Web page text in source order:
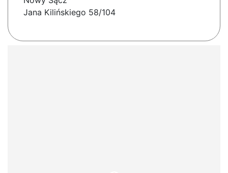
Jana Kilińskiego 58/104